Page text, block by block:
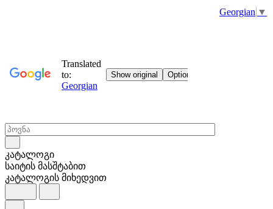
Georgian ▼
კატალოგი
საიტის მასშტაბით
კატალოგის მიხედვით